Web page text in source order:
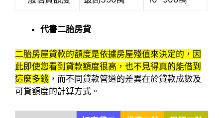
代書二胎房貸
二胎房屋貸款的額度是依據房屋殘值來決定的，因
此即使您看到貸款額度很高，也不見得真的能借到
這麼多錢 ，而不同貸款管道的差異在於貸款成數及
可貸額度的計算方式。